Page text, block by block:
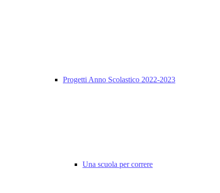
Progetti Anno Scolastico 2022-2023
Una scuola per correre